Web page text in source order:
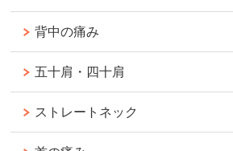
背中の痛み
五十肩・四十肩
ストレートネック